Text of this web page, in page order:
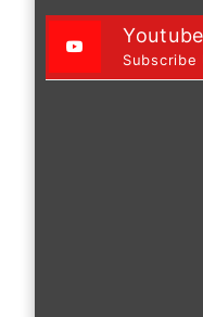
Youtube
Subscribe